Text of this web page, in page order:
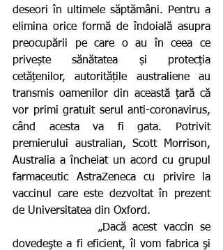
deseori în ultimele săptămâni. Pentru a
elimina orice formă de îndoială asupra
preocupării pe care o au în ceea ce
privește sănătatea și protecția
cetățenilor, autoritățile australiene au
transmis oamenilor din această țară că
vor primi gratuit serul anti-coronavirus,
când acesta va fi gata. Potrivit
premierului australian, Scott Morrison,
Australia a încheiat un acord cu grupul
farmaceutic AstraZeneca cu privire la
vaccinul care este dezvoltat în prezent
de Universitatea din Oxford.
dovedeşte a fi eficient, îl vom fabrica şi